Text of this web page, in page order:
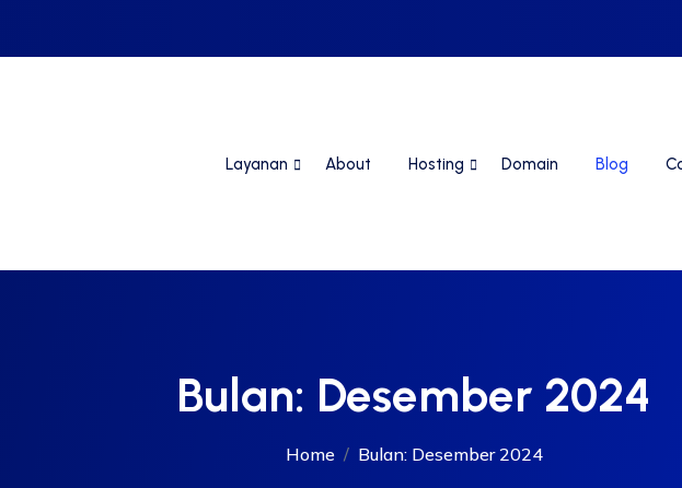
Layanan About Hosting Domain Blog
Bulan: Desember 2024
Home Bulan: Desember 2024